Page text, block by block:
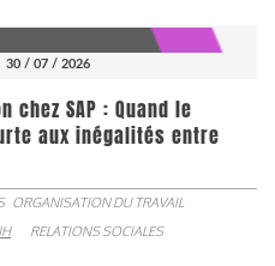
30 / 07 / 2026
SAP : Quand le
aux inégalités entre
ORGANISATION DU TRAVAIL
RELATIONS SOCIALES